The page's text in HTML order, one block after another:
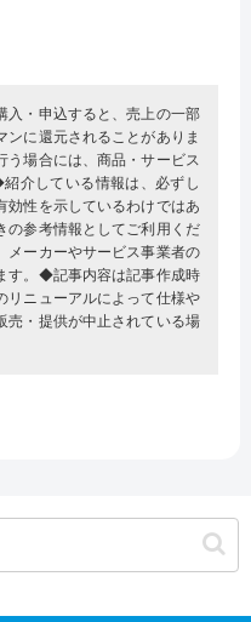
・申込すると、売上の一部
に還元されることがありま
場合には、商品・サービス
介している情報は、必ずし
効性を示しているわけではあ
の参考情報としてご利用くだ
ーカーやサービス事業者の
す。◆記事内容は記事作成時
リニューアルによって仕様や
売・提供が中止されている場